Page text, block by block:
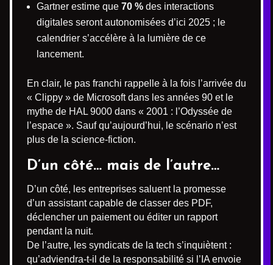
Gartner estime que 70 % des interactions
digitales seront autonomisées d’ici 2025 ; le
calendrier s’accélère à la lumière de ce
lancement.
En clair, le pas franchi rappelle à la fois l’arrivée du
« Clippy » de Microsoft dans les années 90 et le
mythe de HAL 9000 dans « 2001 : l’Odyssée de
l’espace ». Sauf qu’aujourd’hui, le scénario n’est
plus de la science-fiction.
D’un côté… mais de l’autre…
D’un côté, les entreprises saluent la promesse
d’un assistant capable de classer des PDF,
déclencher un paiement ou éditer un rapport
pendant la nuit.
De l’autre, les syndicats de la tech s’inquiètent :
qu’adviendra-t-il de la responsabilité si l’IA envoie